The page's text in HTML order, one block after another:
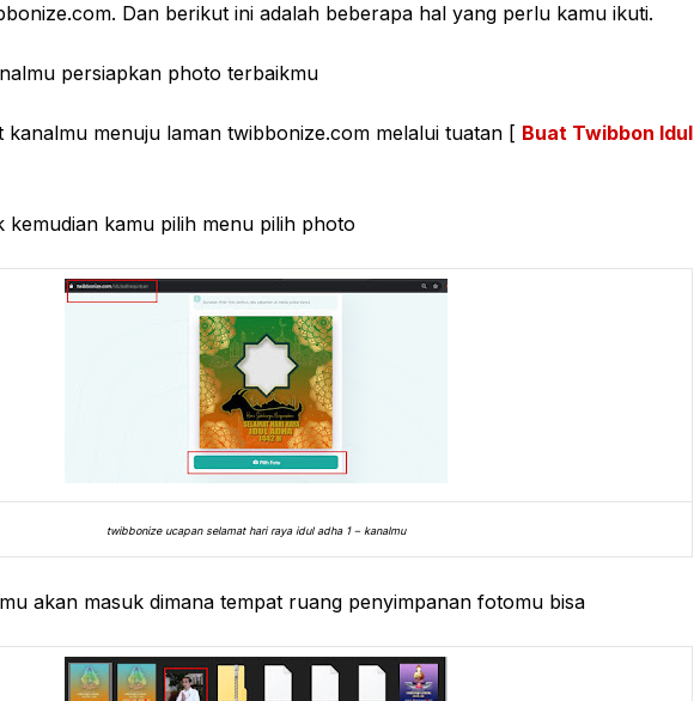
Dan berikut ini adalah beberapa hal yang perlu kamu ikuti.
persiapkan photo terbaikmu
kanalmu menuju laman twibbonize.com melalui tuatan [ Buat Twibbon Idul
kemudian kamu pilih menu pilih photo
twibbonize ucapan selamat hari raya idul adha 1 – kanalmu
akan masuk dimana tempat ruang penyimpanan fotomu bisa